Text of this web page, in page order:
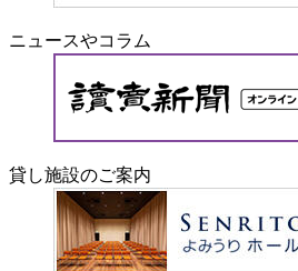
ニュースやコラム
貸し施設のご案内